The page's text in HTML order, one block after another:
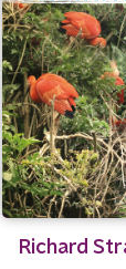
Richard